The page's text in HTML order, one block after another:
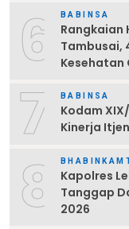
6 BABINSA
Rangkaian
Tambusai,
Kesehatan
7 BABINSA
Kodam
Kinerja
8
Kapolres
Tanggap
2026